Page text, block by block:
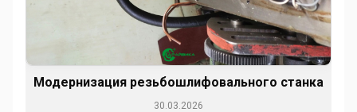
Модернизация резьбошлифовального станка
30.03.2026